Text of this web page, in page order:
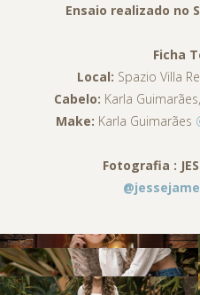
Ensaio realizado no
Ficha
Local: Spazio Villa
Cabelo: Karla Guimarães,
Make: Karla Guimarães
Fotografia :